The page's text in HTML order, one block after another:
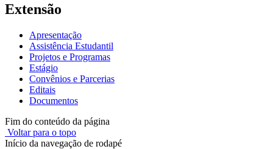
Extensão
Apresentação
Assistência Estudantil
Projetos e Programas
Estágio
Convênios e Parcerias
Editais
Documentos
Fim do conteúdo da página
Voltar para o topo
Início da navegação de rodapé